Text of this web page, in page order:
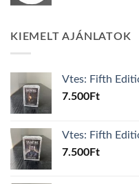
KIEMELT AJÁNLATOK
Vtes: Fifth
7.500Ft
Vtes: Fifth
7.500Ft